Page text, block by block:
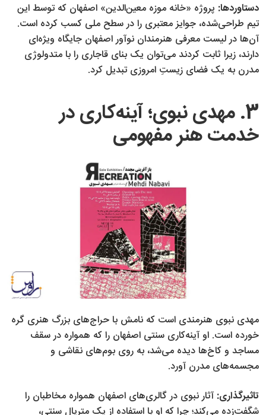
دستاوردها: پروژه «خانه موزه معین‌الدین» اصفهان که توسط این
تیم طراحی‌شده، جوایز معتبری را در سطح ملی کسب کرده است.
آن‌ها در لیست معرفی هنرمندان نوآور اصفهان جایگاه ویژه‌ای
دارند، زیرا ثابت کردند می‌توان یک بنای قاجاری را با متدولوژی
مدرن به یک فضای زیستِ امروزی تبدیل کرد.
3. مهدی نبوی؛ آینه‌کاری در
خدمت هنر مفهومی
مهدی نبوی هنرمندی است که نامش با حراج‌های بزرگ هنری گره
خورده است. او آینه‌کاری سنتی اصفهان را که همواره در سقف
مساجد و کاخ‌ها دیده می‌شد، به روی بوم‌های نقاشی و
مجسمه‌های مدرن آورد.
تاثیرگذاری: آثار نبوی در گالری‌های اصفهان همواره مخاطبان را
شگفت‌زده می‌کند؛ چرا که او با استفاده از یک متریال سنتی،